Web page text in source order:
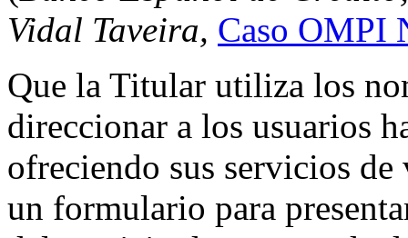
Vidal Taveira, Caso OMPI
Que la Titular utiliza los
direccionar a los usuarios
ofreciendo sus servicios
un formulario para